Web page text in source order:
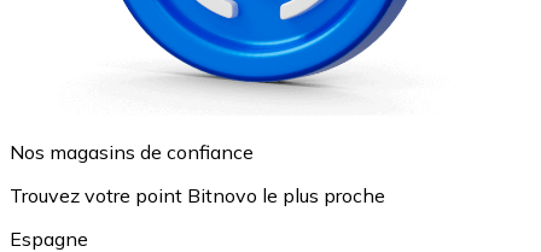
Nos magasins de confiance
Trouvez votre point Bitnovo le plus proche
Espagne